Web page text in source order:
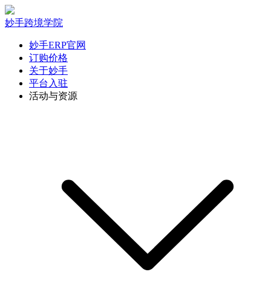
妙手跨境学院
妙手ERP官网
订购价格
关于妙手
平台入驻
活动与资源